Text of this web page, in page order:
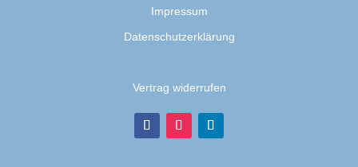
Impressum
Datenschutzerklärung
Vertrag widerrufen